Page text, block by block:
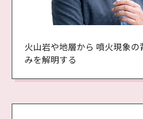
火山岩や地層から 噴火現象の
みを解明する